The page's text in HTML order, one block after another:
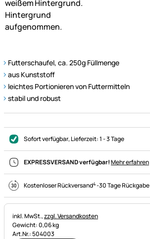
Futterschaufel, ca. 250g Füllmenge
aus Kunststoff
leichtes Portionieren von Futtermitteln
stabil und robust
Sofort verfügbar, Lieferzeit:1 - 3 Tage
EXPRESSVERSAND verfügbar!Mehr erfahren
Kostenloser Rückversand4-30 Tage Rückgabe
Steuerhinweis:
inkl. MwSt.,zzgl. Versandkosten
Gewicht: 0,06 kg
Art.Nr.: 504003